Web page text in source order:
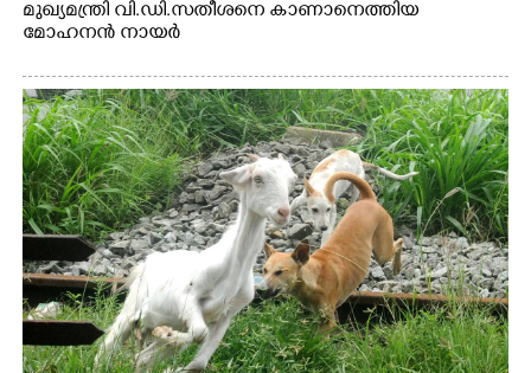
മുഖ്യമന്ത്രി വി.ഡി.സതീശനെ കാണാനെത്തിയ
മോഹനൻ നായർ